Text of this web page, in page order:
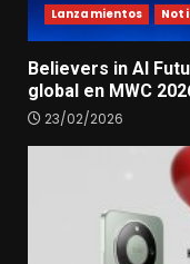
Lanzamientos
Believers in AI
global en MWC
23/02/2026